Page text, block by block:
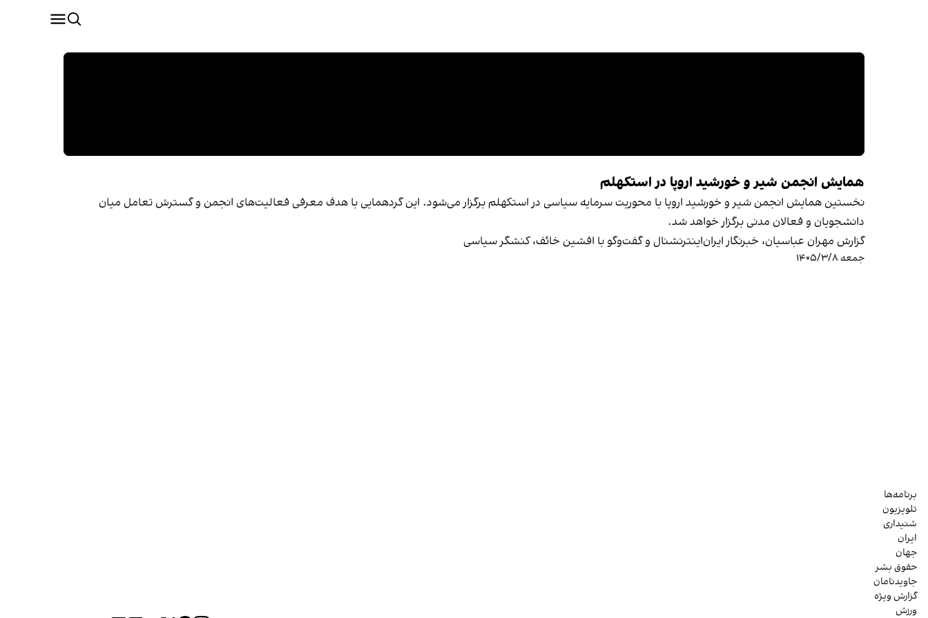
همایش انجمن شیر و خورشید اروپا در استکهلم
نخستین همایش انجمن شیر و خورشید اروپا با محوریت سرمایه سیاسی در استکهلم برگزار می‌شود. این گردهمایی با هدف معرفی فعالیت‌های انجمن و گسترش تعامل میان
دانشجویان و فعالان مدنی برگزار خواهد شد.
گزارش مهران عباسیان، خبرنگار ایران‌اینترنشنال و گفت‌وگو با افشین خائف، کنشگر سیاسی
جمعه ۱۴۰۵/۳/۸
برنامه‌ها
تلویزیون
شنیداری
ایران
جهان
حقوق بشر
جاویدنامان
گزارش ویژه
ورزش